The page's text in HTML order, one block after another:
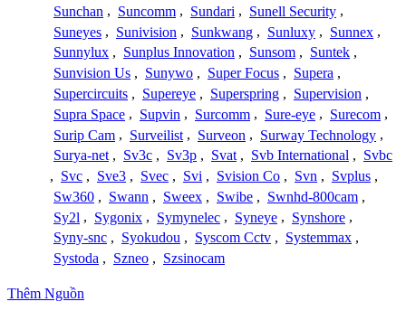
Sunchan , Suncomm , Sundari , Sunell Security ,
Suneyes , Sunivision , Sunkwang , Sunluxy , Sunnex ,
Sunnylux , Sunplus Innovation , Sunsom , Suntek ,
Sunvision Us , Sunywo , Super Focus , Supera ,
Supercircuits , Supereye , Superspring , Supervision ,
Supra Space , Supvin , Surcomm , Sure-eye , Surecom ,
Surip Cam , Surveilist , Surveon , Surway Technology ,
Surya-net , Sv3c , Sv3p , Svat , Svb International , Svbc
, Svc , Sve3 , Svec , Svi , Svision Co , Svn , Svplus ,
Sw360 , Swann , Sweex , Swibe , Swnhd-800cam ,
Sy2l , Sygonix , Symynelec , Syneye , Synshore ,
Syny-snc , Syokudou , Syscom Cctv , Systemmax ,
Systoda , Szneo , Szsinocam
Thêm Nguồn